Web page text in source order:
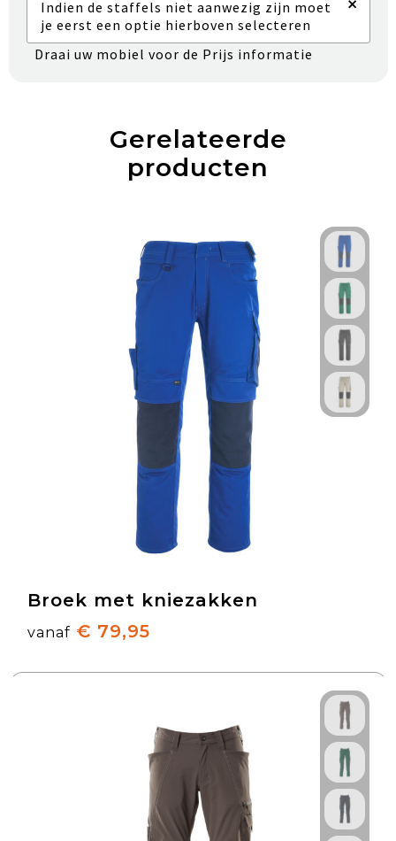
Indien de staffels niet aanwezig zijn moet
je eerst een optie hierboven selecteren
Draai uw mobiel voor de Prijs informatie
Gerelateerde
producten
Broek met kniezakken
vanaf € 79,95